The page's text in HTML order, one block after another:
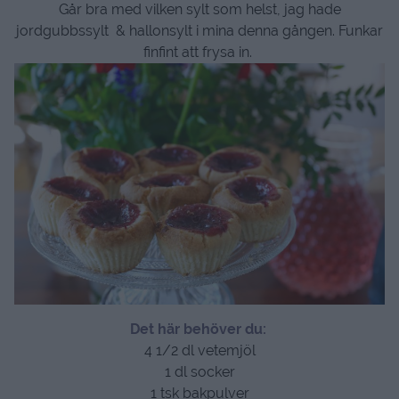
Går bra med vilken sylt som helst, jag hade
jordgubbssylt & hallonsylt i mina denna gången. Funkar
finfint att frysa in.
Det här behöver du:
4 1/2 dl vetemjöl
1 dl socker
1 tsk bakpulver